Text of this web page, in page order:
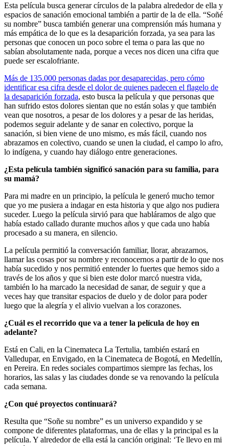
Esta película busca generar círculos de la palabra alrededor de ella y
espacios de sanación emocional también a partir de la de ella. “Soñé
su nombre” busca también generar una comprensión más humana y
más empática de lo que es la desaparición forzada, ya sea para las
personas que conocen un poco sobre el tema o para las que no
sabían absolutamente nada, porque a veces nos dicen una cifra que
puede ser escalofriante.
Más de 135.000 personas dadas por desaparecidas, pero cómo
identificar esa cifra desde el dolor de quienes padecen el flagelo de
la desaparición forzada, esto busca la película y que personas que
han sufrido estos dolores sientan que no están solas y que también
vean que nosotros, a pesar de los dolores y a pesar de las heridas,
podemos seguir adelante y de sanar en colectivo, porque la
sanación, si bien viene de uno mismo, es más fácil, cuando nos
abrazamos en colectivo, cuando se unen la ciudad, el campo lo afro,
lo indígena, y cuando hay diálogo entre generaciones.
¿Esta película también significó sanación para su familia, para
su mamá?
Para mi madre en un principio, la película le generó mucho temor
que yo me pusiera a indagar en esta historia y que algo nos pudiera
suceder. Luego la película sirvió para que habláramos de algo que
había estado callado durante muchos años y que cada uno había
procesado a su manera, en silencio.
La película permitió la conversación familiar, llorar, abrazarnos,
llamar las cosas por su nombre y reconocernos a partir de lo que nos
había sucedido y nos permitió entender lo fuertes que hemos sido a
través de los años y que si bien este dolor marcó nuestra vida,
también lo ha marcado la necesidad de sanar, de seguir y que a
veces hay que transitar espacios de duelo y de dolor para poder
luego que la alegría y el alivio vuelvan a los corazones.
¿Cuál es el recorrido que va a tener la película de hoy en
adelante?
Está en Cali, en la Cinemateca La Tertulia, también estará en
Valledupar, en Envigado, en la Cinemateca de Bogotá, en Medellín,
en Pereira. En redes sociales compartimos siempre las fechas, los
horarios, las salas y las ciudades donde se va renovando la película
cada semana.
¿Con qué proyectos continuará?
Resulta que “Soñe su nombre” es un universo expandido y se
compone de diferentes plataformas, una de ellas y la principal es la
película. Y alrededor de ella está la canción original: ‘Te llevo en mi